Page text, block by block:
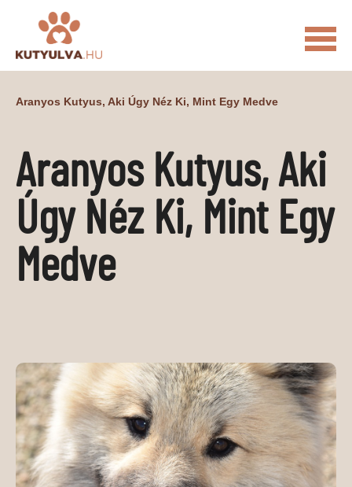
KUTYULVA – HÍREK
CUKI ÉLETKÉPEK NÖVÉNYEK
ÁLLATI
ÁLLATI ELEDELEK
MÉDIAAJÁNLAT
KAPCSOLAT
Aranyos Kutyus, Aki Úgy Néz Ki, Mint Egy Medve
Aranyos Kutyus, Aki
Úgy Néz Ki, Mint Egy
Medve